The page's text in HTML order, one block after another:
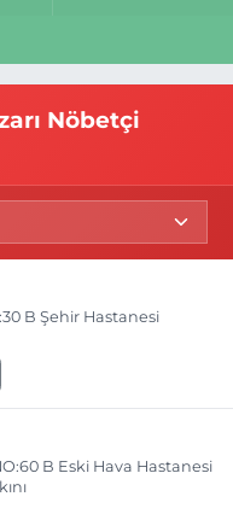
Nöbetçi
B Şehir Hastanesi
B Eski Hava Hastanesi